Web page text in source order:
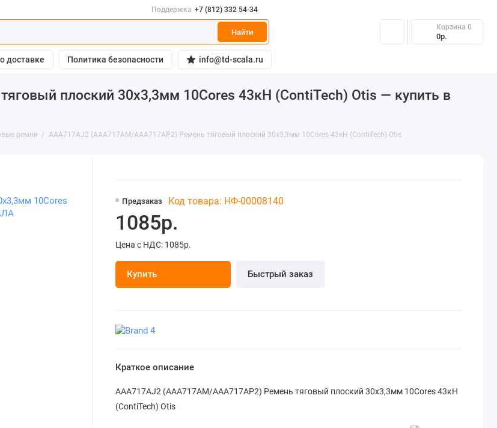
Поддержка +7 (812) 332 54-34
Найти
Корзина 0
0р.
доставке Политика безопасности info@td-scala.ru
плоский 30х3,3мм 10Cores 43кН (ContiTech) Otis — купить в
ремни AAA717AJ2 (AAA717AM/AAA717AP2) Ремень тяговый плоский 30х3,3мм 10Cores 43кН (ContiTech) Otis
Предзаказ Код товара: НФ-00008140
1085р.
Цена с НДС: 1085р.
Купить Быстрый заказ
Краткое описание
AAA717AJ2 (AAA717AM/AAA717AP2) Ремень тяговый плоский 30х3,3мм 10Cores 43кН
(ContiTech) Otis